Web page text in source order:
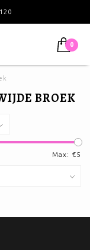
0
BROEK
Max: €5